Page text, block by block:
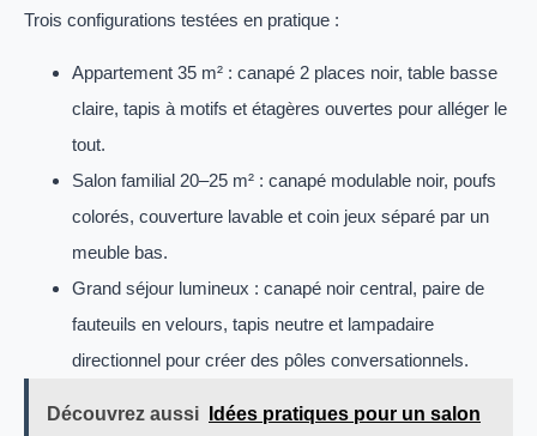
Trois configurations testées en pratique :
Appartement 35 m² : canapé 2 places noir, table basse
claire, tapis à motifs et étagères ouvertes pour alléger le
tout.
Salon familial 20–25 m² : canapé modulable noir, poufs
colorés, couverture lavable et coin jeux séparé par un
meuble bas.
Grand séjour lumineux : canapé noir central, paire de
fauteuils en velours, tapis neutre et lampadaire
directionnel pour créer des pôles conversationnels.
Découvrez aussi
Idées pratiques pour un salon